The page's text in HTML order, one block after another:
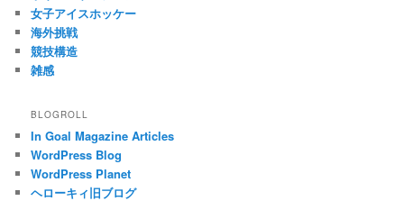
女子アイスホッケー
海外挑戦
競技構造
雑感
BLOGROLL
In Goal Magazine Articles
WordPress Blog
WordPress Planet
ヘローキィ旧ブログ